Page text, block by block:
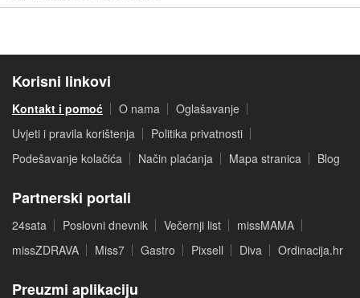
Korisni linkovi
Kontakt i pomoć O nama
Oglašavanje
Uvjeti i pravila korištenja
Politika privatnosti
Podešavanje kolačića
Način plaćanja Mapa stranica Blog
Partnerski portali
24sata Poslovni dnevnik Večernji list
missMAMA
missZDRAVA
Miss7 Gastro Pixsell Diva Ordinacija.hr
Preuzmi aplikaciju